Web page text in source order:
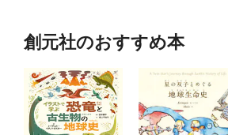
創元社のおすすめ本